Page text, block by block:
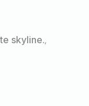
skyline.,